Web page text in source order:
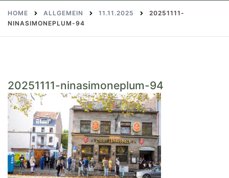
HOME ALLGEMEIN 11.11.2025
20251111-
NINASIMONEPLUM-94
20251111-ninasimoneplum-94